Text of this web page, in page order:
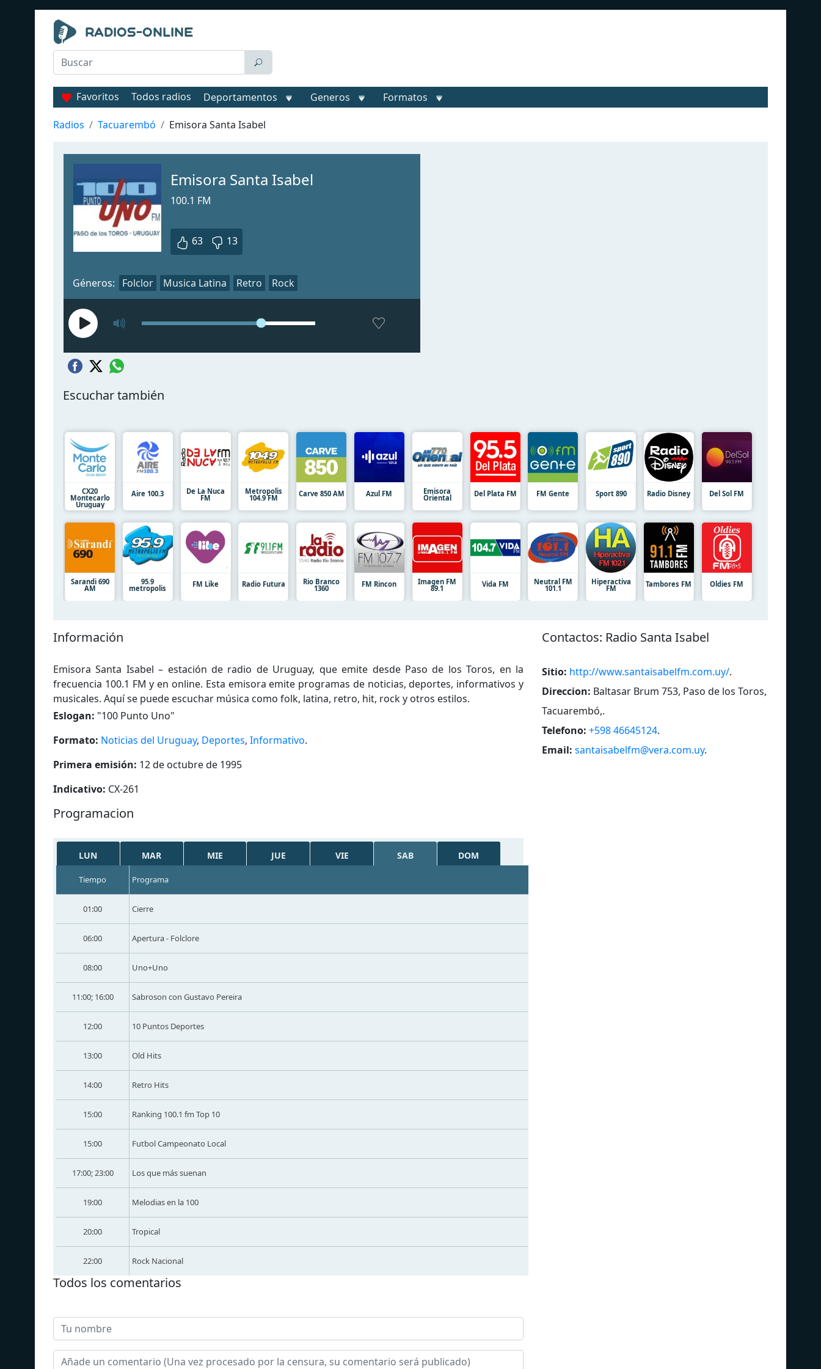
Favoritos Todos radios Deportamentos Generos Formatos
Radios Tacuarembó Emisora Santa Isabel
Emisora Santa Isabel
100.1 FM
63 13
Géneros: Folclor Musica Latina Retro Rock
Escuchar también
CX20
Montecarlo
Uruguay
Aire 100.3 De La Nuca
FM
Metropolis
104.9 FM Carve 850 AM Azul FM Emisora
Oriental Del Plata FM FM Gente Sport 890 Radio Disney Del Sol FM
Sarandi 690
AM
95.9
metropolis FM Like Radio Futura Rio Branco
1360 FM Rincon Imagen FM
89.1 Vida FM Neutral FM
101.1
Hiperactiva
FM Tambores FM Oldies FM
Información
Emisora Santa Isabel – estación de radio de Uruguay, que emite desde Paso de los Toros, en la
frecuencia 100.1 FM y en online. Esta emisora emite programas de noticias, deportes, informativos y
musicales. Aquí se puede escuchar música como folk, latina, retro, hit, rock y otros estilos.
Eslogan: "100 Punto Uno"
Formato: Noticias del Uruguay, Deportes, Informativo.
Primera emisión: 12 de octubre de 1995
Indicativo: CX-261
Programacion
LUN MAR MIE JUE VIE SAB DOM
Tiempo Programa
01:00 Cierre
06:00 Apertura - Folclore
08:00 Uno+Uno
11:00; 16:00 Sabroson con Gustavo Pereira
12:00 10 Puntos Deportes
13:00 Old Hits
14:00 Retro Hits
15:00 Ranking 100.1 fm Top 10
15:00 Futbol Campeonato Local
17:00; 23:00 Los que más suenan
19:00 Melodias en la 100
20:00 Tropical
22:00 Rock Nacional
Сontactos: Radio Santa Isabel
Sitio: http://www.santaisabelfm.com.uy/.
Direccion: Baltasar Brum 753, Paso de los Toros,
Tacuarembó,.
Telefono: +598 46645124.
Email: santaisabelfm@vera.com.uy.
Todos los comentarios